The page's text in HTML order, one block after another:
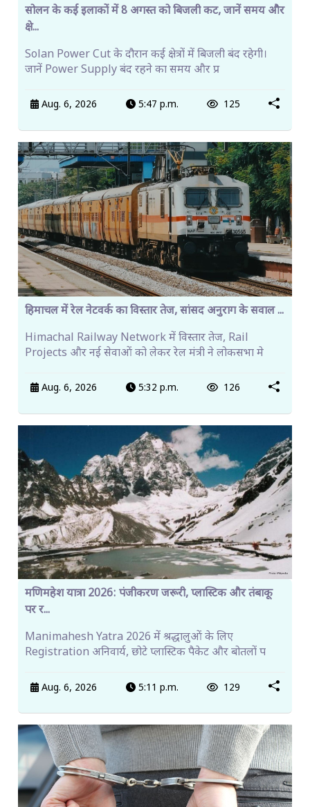
सोलन के कई इलाकों में 8 अगस्त को बिजली कट, जानें समय और
क्षे...
Solan Power Cut के दौरान कई क्षेत्रों में बिजली बंद रहेगी।
जानें Power Supply बंद रहने का समय और प्र
Aug. 6, 2026 5:47 p.m. 125
हिमाचल में रेल नेटवर्क का विस्तार तेज, सांसद अनुराग के सवाल ...
Himachal Railway Network में विस्तार तेज, Rail
Projects और नई सेवाओं को लेकर रेल मंत्री ने लोकसभा मे
Aug. 6, 2026 5:32 p.m. 126
मणिमहेश यात्रा 2026: पंजीकरण जरूरी, प्लास्टिक और तंबाकू
पर र...
Manimahesh Yatra 2026 में श्रद्धालुओं के लिए
Registration अनिवार्य, छोटे प्लास्टिक पैकेट और बोतलों प
Aug. 6, 2026 5:11 p.m. 129